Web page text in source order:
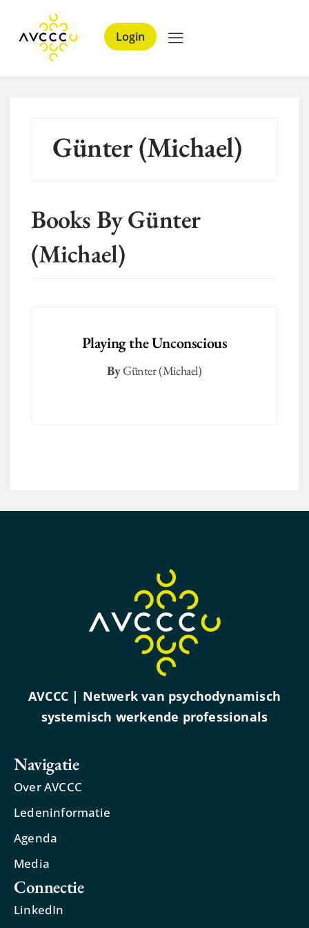
Login
Günter (Michael)
Books By Günter
(Michael)
Playing the Unconscious
ByGünter (Michael)
AVCCC | Netwerk van psychodynamisch
systemisch werkende professionals
Navigatie
Over AVCCC
Ledeninformatie
Agenda
Media
Connectie
LinkedIn